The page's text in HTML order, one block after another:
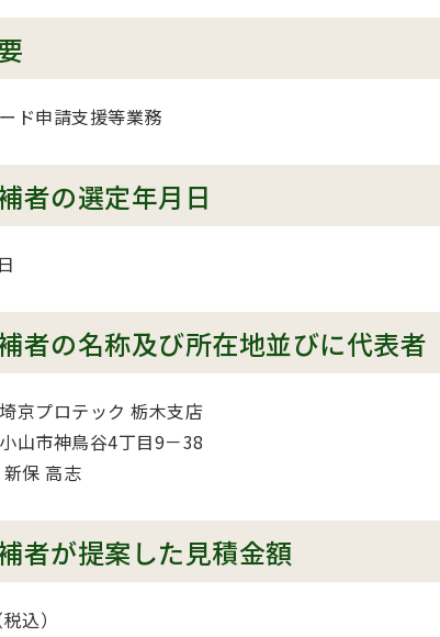
ド申請支援等業務
者の選定年月日
者の名称及び所在地並びに代表者
京プロテック 栃木支店
山市神鳥谷4丁目9－38
保 高志
者が提案した見積金額
込）